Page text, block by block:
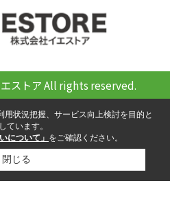
ストア All rights reserved.
状況把握、サービス向上検討を目的と
ています。
について」 をご確認ください。
閉じる